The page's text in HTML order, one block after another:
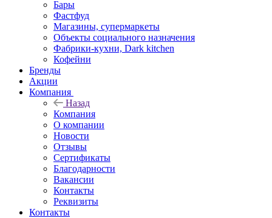
Бары
Фастфуд
Магазины, супермаркеты
Объекты социального назначения
Фабрики-кухни, Dark kitchen
Кофейни
Бренды
Акции
Компания
Назад
Компания
О компании
Новости
Отзывы
Сертификаты
Благодарности
Вакансии
Контакты
Реквизиты
Контакты